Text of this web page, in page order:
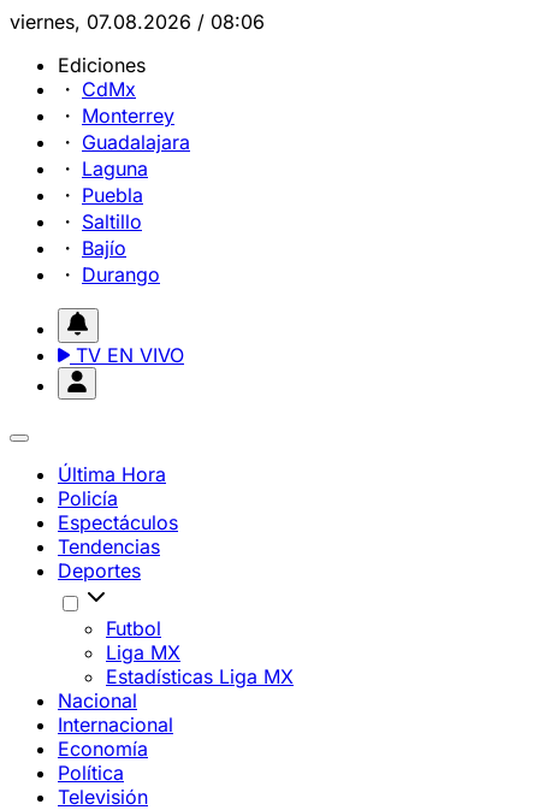
viernes, 07.08.2026 / 08:06
Ediciones
CdMx
Monterrey
Guadalajara
Laguna
Puebla
Saltillo
Bajío
Durango
TV EN VIVO
Última Hora
Policía
Espectáculos
Tendencias
Deportes
Futbol
Liga MX
Estadísticas Liga MX
Nacional
Internacional
Economía
Política
Televisión